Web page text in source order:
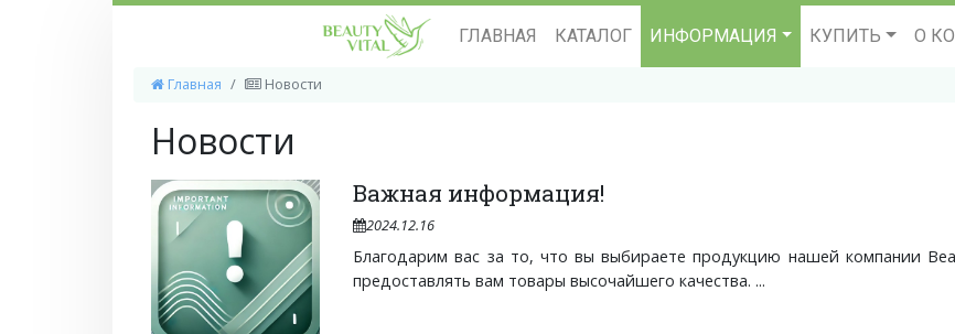
ГЛАВНАЯ КАТАЛОГ ИНФОРМАЦИЯ КУПИТЬ О
Главная Новости
Новости
Важная информация!
2024.12.16
Благодарим вас за то, что вы выбираете продукцию нашей компании
предоставлять вам товары высочайшего качества. ...